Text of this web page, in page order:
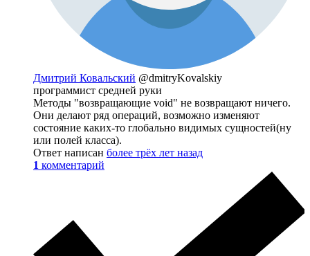
Дмитрий Ковальский @dmitryKovalskiy
программист средней руки
Методы "возвращающие void" не возвращают ничего.
Они делают ряд операций, возможно изменяют
состояние каких-то глобально видимых сущностей(ну
или полей класса).
Ответ написан более трёх лет назад
1 комментарий